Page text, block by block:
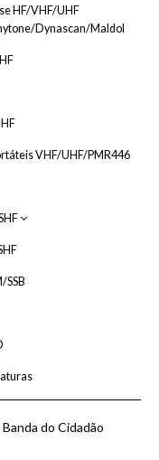
HF/VHF/UHF
Dynascan/Maldol
VHF/UHF/PMR446
SSB
do Cidadão